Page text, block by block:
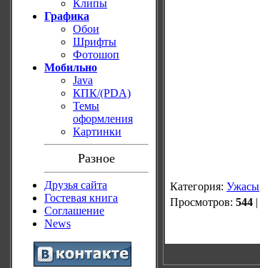
Клипы
Графика
Обои
Шрифты
Фотошоп
Мобильно
Java
КПК/(PDA)
Темы
оформления
Картинки
Разное
Друзья сайта
Гостевая книга
Соглашение
News
Категория: Ужасы
Просмотров: 544 |